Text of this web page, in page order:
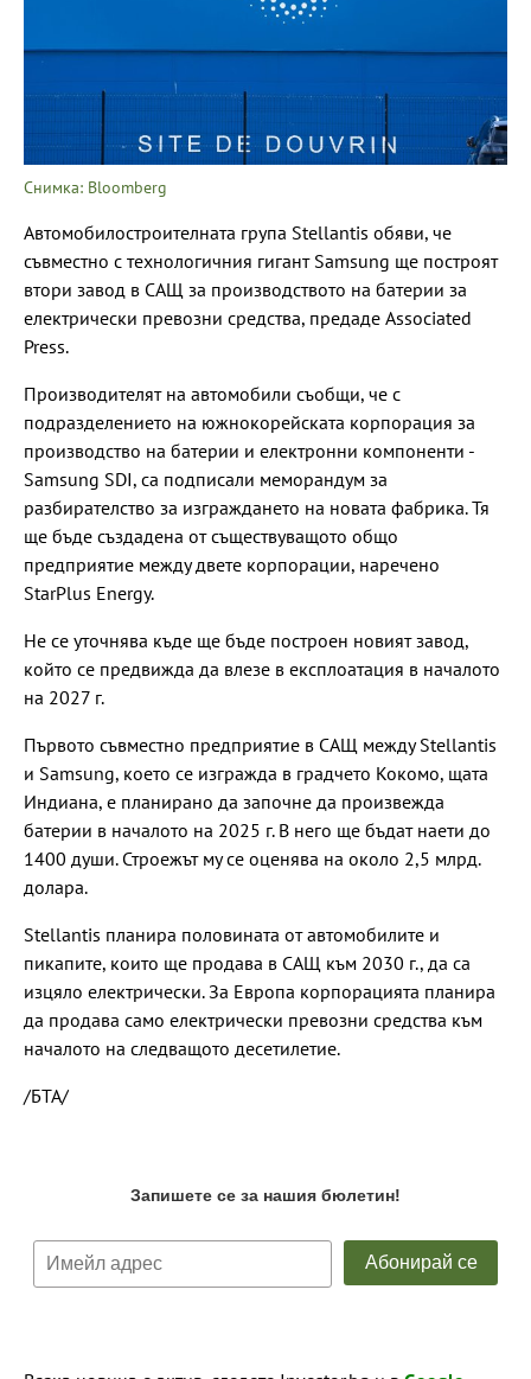
Снимка: Bloomberg
Автомобилостроителната група Stellantis обяви, че
съвместно с технологичния гигант Samsung ще построят
втори завод в САЩ за производството на батерии за
електрически превозни средства, предаде Associated
Press.
Производителят на автомобили съобщи, че с
подразделението на южнокорейската корпорация за
производство на батерии и електронни компоненти -
Samsung SDI, са подписали меморандум за
разбирателство за изграждането на новата фабрика. Тя
ще бъде създадена от съществуващото общо
предприятие между двете корпорации, наречено
StarPlus Energy.
Не се уточнява къде ще бъде построен новият завод,
който се предвижда да влезе в експлоатация в началото
на 2027 г.
Първото съвместно предприятие в САЩ между Stellantis
и Samsung, което се изгражда в градчето Кокомо, щата
Индиана, е планирано да започне да произвежда
батерии в началото на 2025 г. В него ще бъдат наети до
1400 души. Строежът му се оценява на около 2,5 млрд.
долара.
Stellantis планира половината от автомобилите и
пикапите, които ще продава в САЩ към 2030 г., да са
изцяло електрически. За Европа корпорацията планира
да продава само електрически превозни средства към
началото на следващото десетилетие.
/БТА/